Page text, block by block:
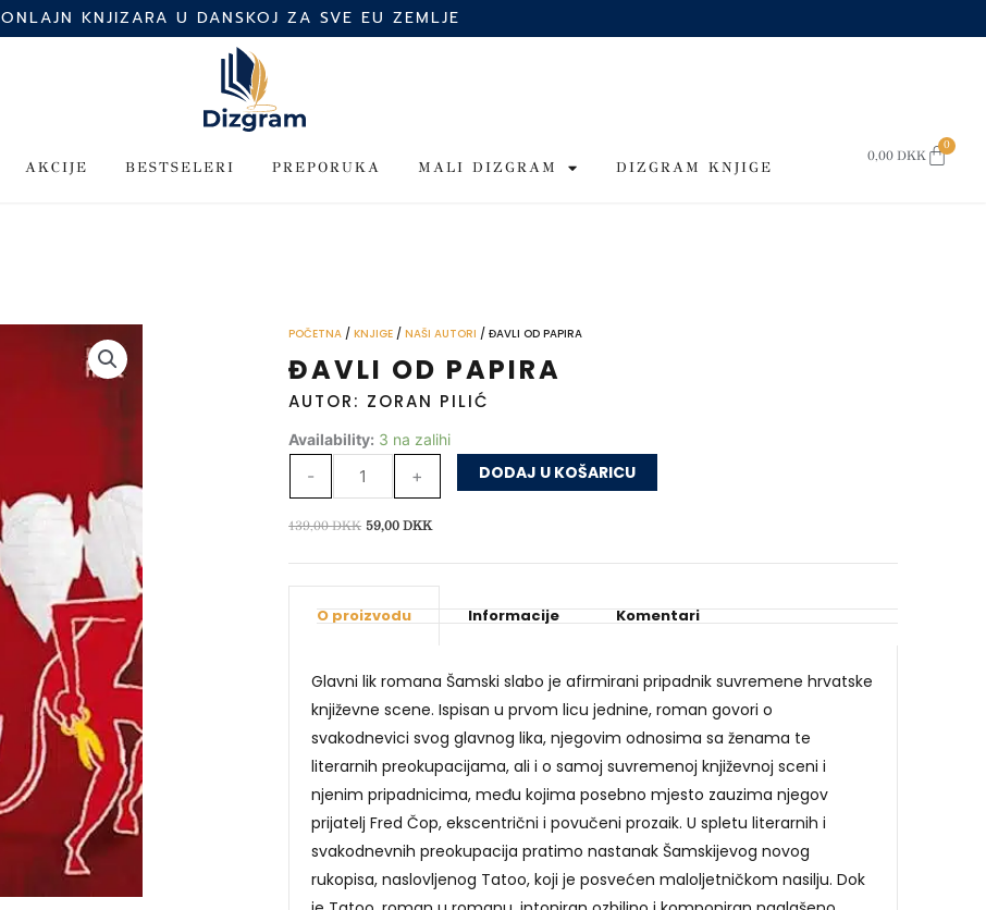
ONLAJN KNJIZARA U DANSKOJ ZA SVE EU ZEMLJE
0,00 DKK
0
CART
AKCIJE BESTSELERI PREPORUKA MALI DIZGRAM DIZGRAM KNJIGE
POČETNA /KNJIGE /NAŠI AUTORI / ĐAVLI OD PAPIRA
ĐAVLI OD PAPIRA
AUTOR: ZORAN PILIĆ
Availability: 3 na zalihi
-
Đavli
papira
količina
+ DODAJ U KOŠARICU
139,00DKK Izvorna
139,00 DKK.
59,00DKKTrenutna
O proizvodu Informacije Komentari
Glavni lik romana Šamski slabo je afirmirani pripadnik suvremene hrvatske
književne scene. Ispisan u prvom licu jednine, roman govori o
svakodnevici svog glavnog lika, njegovim odnosima sa ženama te
literarnih preokupacijama, ali i o samoj suvremenoj književnoj sceni i
njenim pripadnicima, među kojima posebno mjesto zauzima njegov
prijatelj Fred Čop, ekscentrični i povučeni prozaik. U spletu literarnih i
svakodnevnih preokupacija pratimo nastanak Šamskijevog novog
rukopisa, naslovljenog Tatoo, koji je posvećen maloljetničkom nasilju. Dok